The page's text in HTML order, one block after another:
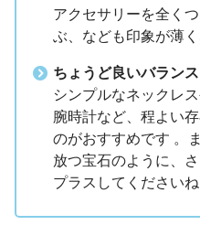
アクセサリーを全く
ぶ、なども印象が薄
ちょうど良いバランス
シンプルなネックレ
腕時計など、程よい
のがおすすめです 。
放つ宝石のように、
プラスしてくださいね